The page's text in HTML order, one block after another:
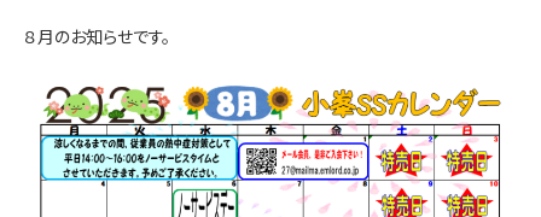
８月のお知らせです。